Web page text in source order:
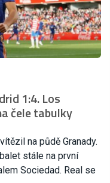
1:4. Los
čele tabulky
na půdě Granady.
stále na první
Sociedad. Real se